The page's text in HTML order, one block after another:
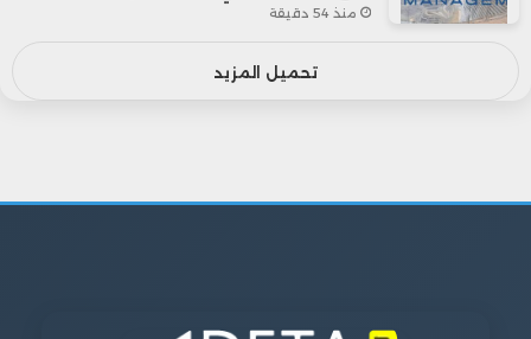
منذ 54 دقيقة
تحميل المزيد